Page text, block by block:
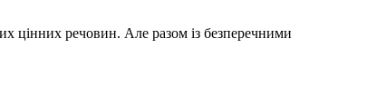
цінних речовин. Але разом із безперечними